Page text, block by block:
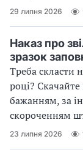
29 липня 2026
Наказ про
зразок
Треба скласти
році?
бажанням, за
скороченням
23 липня 2026